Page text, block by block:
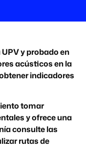
y probado en
acústicos en la
indicadores
tomar
y ofrece una
consulte las
rutas de